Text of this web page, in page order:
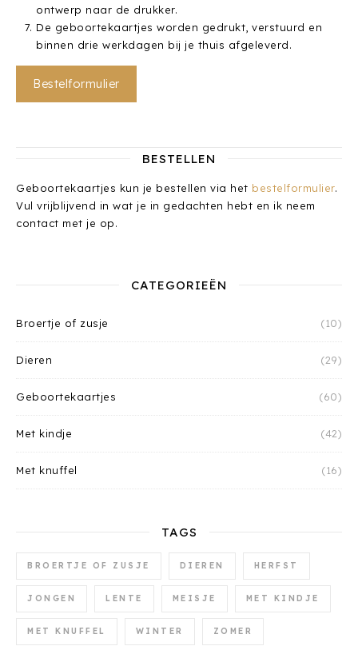
ontwerp naar de drukker.
De geboortekaartjes worden gedrukt, verstuurd en
binnen drie werkdagen bij je thuis afgeleverd.
Bestelformulier
BESTELLEN
Geboortekaartjes kun je bestellen via het bestelformulier.
Vul vrijblijvend in wat je in gedachten hebt en ik neem
contact met je op.
CATEGORIEËN
Broertje of zusje (10)
Dieren (29)
Geboortekaartjes (60)
Met kindje (42)
Met knuffel (16)
TAGS
BROERTJE OF ZUSJE DIEREN HERFST
JONGEN LENTE MEISJE MET KINDJE
MET KNUFFEL WINTER ZOMER